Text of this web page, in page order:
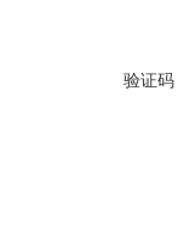
验证码